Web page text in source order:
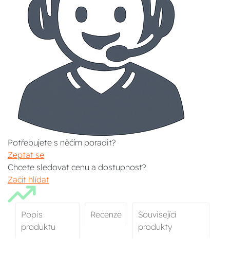
Potřebujete s něčím poradit?
Zeptat se
Chcete sledovat cenu a dostupnost?
Začít hlídat
Popis
produktu
Recenze
Související
produkty